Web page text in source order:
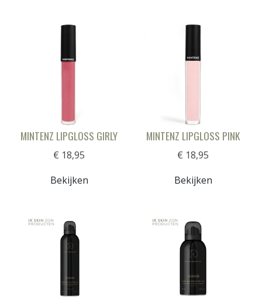
MINTENZ LIPGLOSS GIRLY
€ 18,95
Bekijken
MINTENZ LIPGLOSS PINK
€ 18,95
Bekijken